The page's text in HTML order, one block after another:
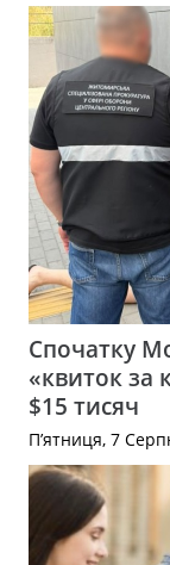
Спочатку
«квиток за
$15 тисяч
П’ятниця, 7